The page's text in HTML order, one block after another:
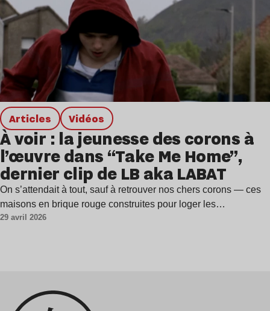
Articles Vidéos
À voir : la jeunesse des corons à
l’œuvre dans “Take Me Home”,
dernier clip de LB aka LABAT
On s’attendait à tout, sauf à retrouver nos chers corons — ces
maisons en brique rouge construites pour loger les…
29 avril 2026